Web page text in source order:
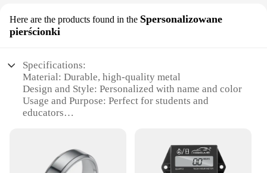
Here are the products found in the Spersonalizowane
pierścionki
Specifications:
Material: Durable, high-quality metal
Design and Style: Personalized with name and color
Usage and Purpose: Perfect for students and
educators
resistant to wear
Parts and Accessories: Comes with a set of